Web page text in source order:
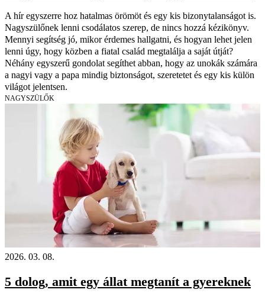
A hír egyszerre hoz hatalmas örömöt és egy kis bizonytalanságot is.
Nagyszülőnek lenni csodálatos szerep, de nincs hozzá kézikönyv.
Mennyi segítség jó, mikor érdemes hallgatni, és hogyan lehet jelen
lenni úgy, hogy közben a fiatal család megtalálja a saját útját?
Néhány egyszerű gondolat segíthet abban, hogy az unokák számára
a nagyi vagy a papa mindig biztonságot, szeretetet és egy kis külön
világot jelentsen.
NAGYSZÜLŐK
2026. 03. 08.
5 dolog, amit egy állat megtanít a gyereknek